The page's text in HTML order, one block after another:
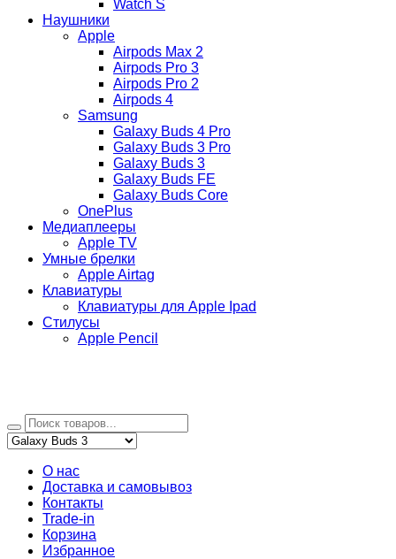
Watch S
Наушники
Apple
Airpods Max 2
Airpods Pro 3
Airpods Pro 2
Airpods 4
Samsung
Galaxy Buds 4 Pro
Galaxy Buds 3 Pro
Galaxy Buds 3
Galaxy Buds FE
Galaxy Buds Core
OnePlus
Медиаплееры
Apple TV
Умные брелки
Apple Airtag
Клавиатуры
Клавиатуры для Apple Ipad
Стилусы
Apple Pencil
О нас
Доставка и самовывоз
Контакты
Trade-in
Корзина
Избранное